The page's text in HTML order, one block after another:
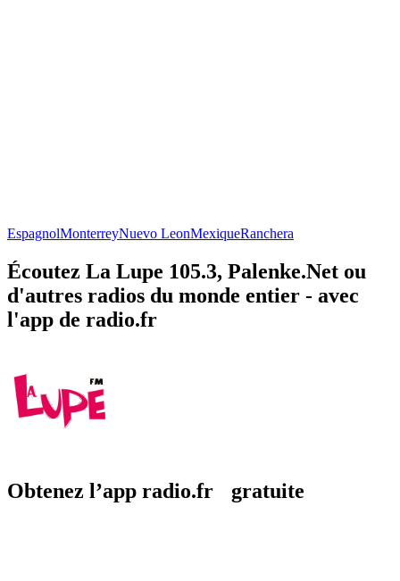
EspagnolMonterreyNuevo LeonMexiqueRanchera
Écoutez La Lupe 105.3, Palenke.Net ou
d'autres radios du monde entier - avec
l'app de radio.fr
Obtenez l’app radio.fr gratuite